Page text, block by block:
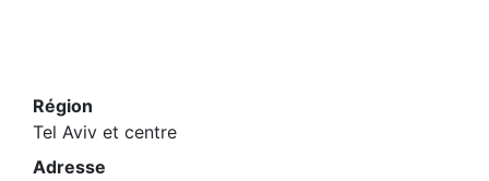
Région
Tel Aviv et centre
Adresse